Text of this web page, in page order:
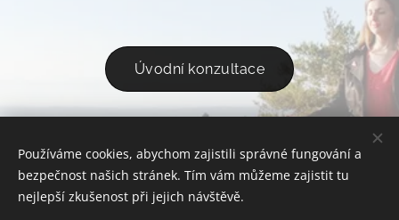
Úvodní konzultace
REFERENCE KONTAKT
OCHRANA OSOBNÍCH ÚDAJŮ
OBCHODNÍ PODMÍNKY
Používáme cookies, abychom zajistili správné fungování a
bezpečnost našich stránek. Tím vám můžeme zajistit tu
nejlepší zkušenost při jejich návštěvě.